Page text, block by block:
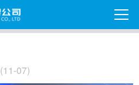
(11-07)